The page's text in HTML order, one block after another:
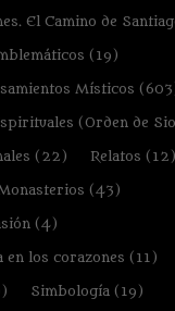
El Camino de
(19)
Místicos
(Orden de
(22) Relatos (12)
(43)
(4)
en los corazones (11)
Simbología(19)